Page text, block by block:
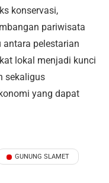
konservasi,
pariwisata
antara pelestarian
lokal menjadi kunci
sekaligus
yang dapat
GUNUNG SLAMET